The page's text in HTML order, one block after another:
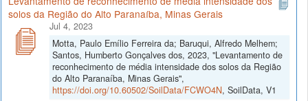
solos da Região do Alto Paranaíba, Minas Gerais
Jul 4, 2023
Motta, Paulo Emílio Ferreira da; Baruqui, Alfredo Melhem;
Santos, Humberto Gonçalves dos, 2023, "Levantamento de
reconhecimento de média intensidade dos solos da Região
do Alto Paranaíba, Minas Gerais",
https://doi.org/10.60502/SoilData/FCWO4N, SoilData, V1